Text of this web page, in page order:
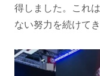
得しました。これ
ない努力を続けて